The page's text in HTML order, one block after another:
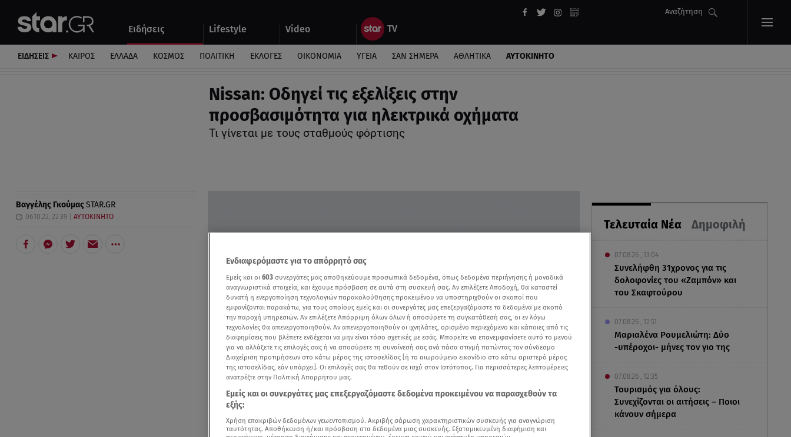
Ειδήσεις Lifestyle Video
Αναζήτηση
Αυτοκίνητο
ΕΙΔΗΣΕΙΣ ΚΑΙΡΟΣ ΕΛΛΑΔΑ ΚΟΣΜΟΣ ΠΟΛΙΤΙΚΗ ΕΚΛΟΓΕΣ ΟΙΚΟΝΟΜΙΑ ΥΓΕΙΑ ΣΑΝ ΣΗΜΕΡΑ ΑΘΛΗΤΙΚΑ ΑΥΤΟΚΙΝΗΤΟ
Nissan: Οδηγεί τις εξελίξεις στην
προσβασιμότητα για ηλεκτρικά οχήματα
Τι γίνεται με τους σταθμούς φόρτισης
Τελευταία Νέα Δημοφιλή
07.08.26 , 13:04
Συνελήφθη 31χρονος για τις
δολοφονίες του «Ζαμπόν» και
του Σκαφτούρου
07.08.26 , 12:51
Μαριαλένα Ρουμελιώτη: Δύο
-υπέροχοι- μήνες τον γιο της
07.08.26 , 12:35
Τουρισμός για όλους:
Συνεχίζονται οι αιτήσεις – Ποιοι
κάνουν σήμερα
Βαγγέλης ΓκούμαςSTAR.GR
06.10.22, 22:39 ΑΥΤΟΚΙΝΗΤΟ
Δείτε περισσότερα άρθρα μας στην αναζήτηση σας
Πρόσθηκη star.gr στις επιλογές σας
Ενδιαφερόμαστε για το απόρρητό σας
Εμείς και οι 603 συνεργάτες μας αποθηκεύουμε προσωπικά δεδομένα, όπως δεδομένα περιήγησης ή μοναδικά
αναγνωριστικά στοιχεία, και έχουμε πρόσβαση σε αυτά στη συσκευή σας. Αν επιλέξετε Αποδοχή, θα καταστεί
δυνατή η ενεργοποίηση τεχνολογιών παρακολούθησης προκειμένου να υποστηριχθούν οι σκοποί που
εμφανίζονται παρακάτω, για τους οποίους εμείς και οι συνεργάτες μας επεξεργαζόμαστε τα δεδομένα με σκοπό
την παροχή υπηρεσιών. Αν επιλέξετε Απόρριψη όλων όλων ή αποσύρετε τη συγκατάθεσή σας, οι εν λόγω
τεχνολογίες θα απενεργοποιηθούν. Αν απενεργοποιηθούν οι ιχνηλάτες, ορισμένο περιεχόμενο και κάποιες από τις
διαφημίσεις που βλέπετε ενδέχεται να μην είναι τόσο σχετικές με εσάς. Μπορείτε να επανεμφανίσετε αυτό το μενού
για να αλλάξετε τις επιλογές σας ή να αποσύρετε τη συναίνεσή σας ανά πάσα στιγμή πατώντας τον σύνδεσμο
Διαχείριση προτιμήσεων στο κάτω μέρος της ιστοσελίδας [ή το αιωρούμενο εικονίδιο στο κάτω αριστερό μέρος
της ιστοσελίδας, εάν υπάρχει]. Οι επιλογές σας θα τεθούν σε ισχύ στον Ιστότοπος. Για περισσότερες λεπτομέρειες
ανατρέξτε στην Πολιτική Απορρήτου μας.
Εμείς και οι συνεργάτες μας επεξεργαζόμαστε δεδομένα προκειμένου να παρασχεθούν τα
εξής:
Χρήση επακριβών δεδομένων γεωεντοπισμού. Ακριβής σάρωση χαρακτηριστικών συσκευής για αναγνώριση
ταυτότητας. Αποθήκευση ή/και πρόσβαση στα δεδομένα μιας συσκευής. Εξατομικευμένη διαφήμιση και